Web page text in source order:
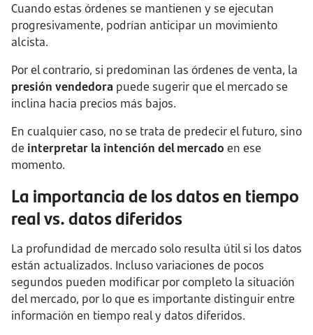
Cuando estas órdenes se mantienen y se ejecutan
progresivamente, podrían anticipar un movimiento
alcista.
Por el contrario, si predominan las órdenes de venta, la
presión vendedora puede sugerir que el mercado se
inclina hacia precios más bajos.
En cualquier caso, no se trata de predecir el futuro, sino
de interpretar la intención del mercado en ese
momento.
La importancia de los datos en tiempo
real vs. datos diferidos
La profundidad de mercado solo resulta útil si los datos
están actualizados. Incluso variaciones de pocos
segundos pueden modificar por completo la situación
del mercado, por lo que es importante distinguir entre
información en tiempo real y datos diferidos.